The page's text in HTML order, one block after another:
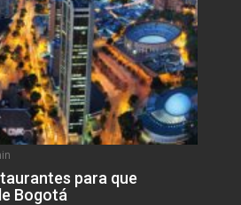
para que
Bogotá